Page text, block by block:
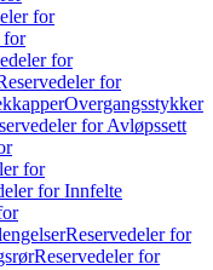
for
for
for
for
Overgangsstykker
for Avløpssett
for
for Innfelte
Reservedeler for
Reservedeler for